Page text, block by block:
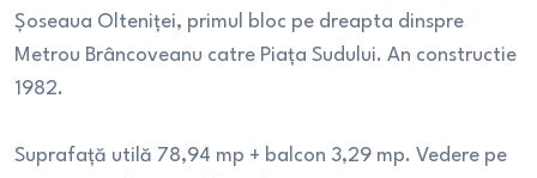
Șoseaua Olteniței, primul bloc pe dreapta dinspre
Metrou Brâncoveanu catre Piața Sudului. An constructie
1982.
Suprafață utilă 78,94 mp + balcon 3,29 mp. Vedere pe